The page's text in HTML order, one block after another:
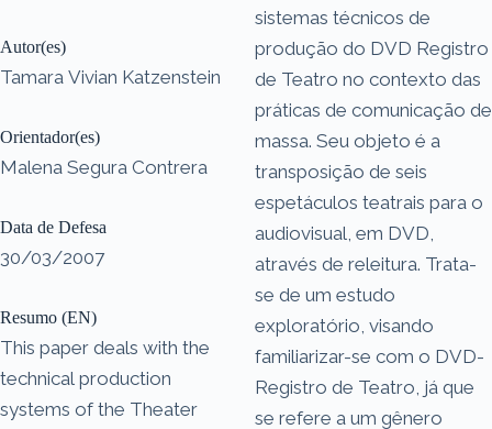
Autor(es)
Tamara Vivian Katzenstein
Orientador(es)
Malena Segura Contrera
Data de Defesa
30/03/2007
Resumo (EN)
This paper deals with the
technical production
systems of the Theater
sistemas técnicos de
produção do DVD Registro
de Teatro no contexto das
práticas de comunicação de
massa. Seu objeto é a
transposição de seis
espetáculos teatrais para o
audiovisual, em DVD,
através de releitura. Trata-
se de um estudo
exploratório, visando
familiarizar-se com o DVD-
Registro de Teatro, já que
se refere a um gênero